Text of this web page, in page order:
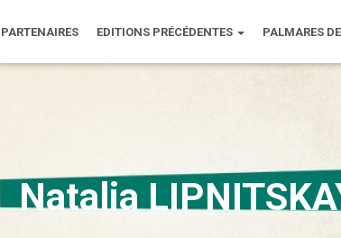
EDITIONS PRÉCÉDENTES PALMARES
Natalia